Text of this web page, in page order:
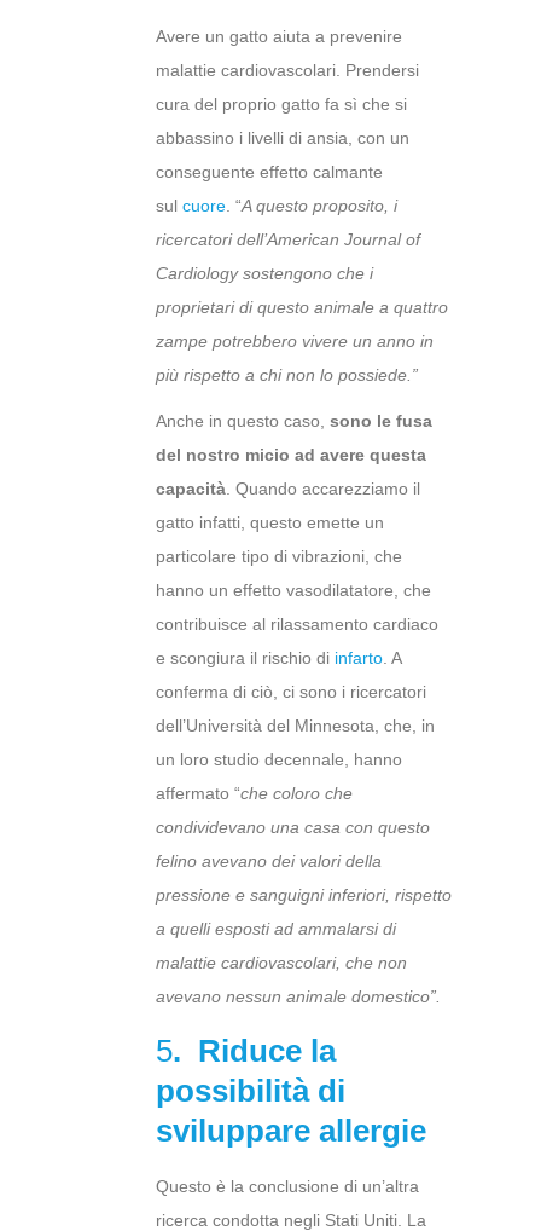
Avere un gatto aiuta a prevenire
malattie cardiovascolari. Prendersi
cura del proprio gatto fa sì che si
abbassino i livelli di ansia, con un
conseguente effetto calmante
sul cuore . “A questo proposito, i
ricercatori dell’American Journal of
Cardiology sostengono che i
proprietari di questo animale a quattro
zampe potrebbero vivere un anno in
più rispetto a chi non lo possiede.”
Anche in questo caso, sono le fusa
del nostro micio ad avere questa
capacità . Quando accarezziamo il
gatto infatti, questo emette un
particolare tipo di vibrazioni, che
hanno un effetto vasodilatatore, che
contribuisce al rilassamento cardiaco
e scongiura il rischio di infarto . A
conferma di ciò, ci sono i ricercatori
dell’Università del Minnesota, che, in
un loro studio decennale, hanno
affermato “che coloro che
condividevano una casa con questo
felino avevano dei valori della
pressione e sanguigni inferiori, rispetto
a quelli esposti ad ammalarsi di
malattie cardiovascolari, che non
avevano nessun animale domestico”.
5. Riduce la
possibilità di
sviluppare allergie
Questo è la conclusione di un’altra
ricerca condotta negli Stati Uniti. La